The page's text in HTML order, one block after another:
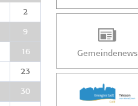
2
9
16
23
30
Gemeindenews